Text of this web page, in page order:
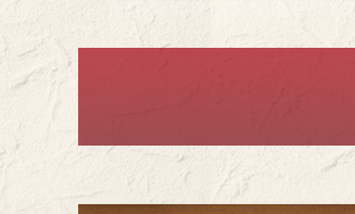
堺の
で、
堺のフレンチ